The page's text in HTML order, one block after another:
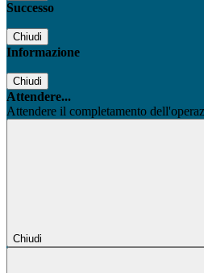
Successo
Chiudi
Informazione
Chiudi
Attendere...
Attendere il completamento
Chiudi